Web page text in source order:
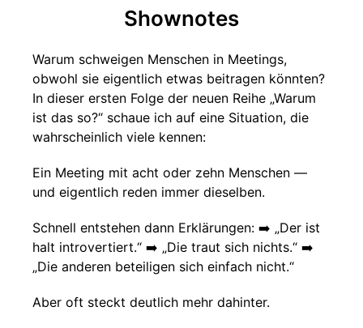
Shownotes
Warum schweigen Menschen in Meetings,
obwohl sie eigentlich etwas beitragen könnten?
In dieser ersten Folge der neuen Reihe „Warum
ist das so?“ schaue ich auf eine Situation, die
wahrscheinlich viele kennen:
Ein Meeting mit acht oder zehn Menschen —
und eigentlich reden immer dieselben.
Schnell entstehen dann Erklärungen: ➡️ „Der ist
halt introvertiert.“ ➡️ „Die traut sich nichts.“ ➡️
„Die anderen beteiligen sich einfach nicht.“
Aber oft steckt deutlich mehr dahinter.